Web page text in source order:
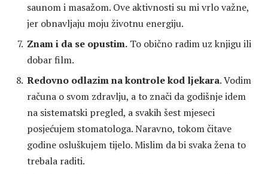
saunom i masažom. Ove aktivnosti su mi vrlo važne,
jer obnavljaju moju životnu energiju.
Znam i da se opustim. To obično radim uz knjigu ili
dobar film.
Redovno odlazim na kontrole kod ljekara. Vodim
računa o svom zdravlju, a to znači da godišnje idem
na sistematski pregled, a svakih šest mjeseci
posjećujem stomatologa. Naravno, tokom čitave
godine osluškujem tijelo. Mislim da bi svaka žena to
trebala raditi.